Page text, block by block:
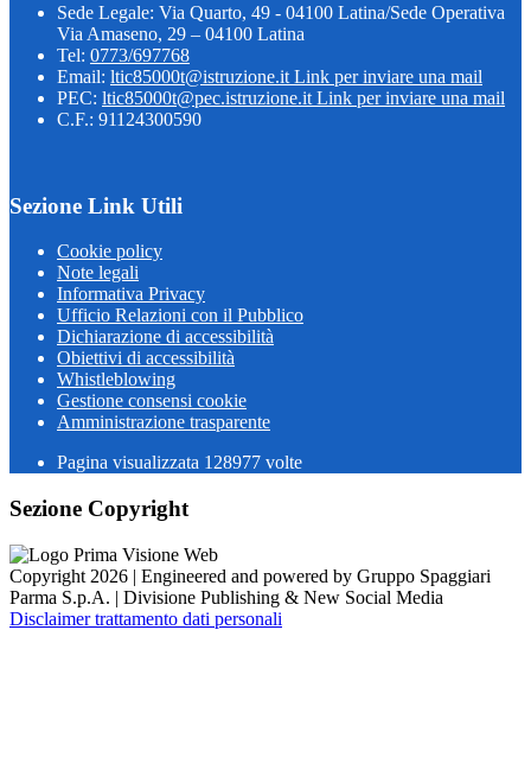
Sede Legale: Via Quarto, 49 - 04100 Latina/Sede Operativa
Via Amaseno, 29 – 04100 Latina
Tel: 0773/697768
Email: ltic85000t@istruzione.it Link per inviare una mail
PEC: ltic85000t@pec.istruzione.it Link per inviare una mail
C.F.: 91124300590
Sezione Link Utili
Cookie policy
Note legali
Informativa Privacy
Ufficio Relazioni con il Pubblico
Dichiarazione di accessibilità
Obiettivi di accessibilità
Whistleblowing
Gestione consensi cookie
Amministrazione trasparente
Pagina visualizzata 128977 volte
Sezione Copyright
Copyright 2026 | Engineered and powered by Gruppo Spaggiari
Parma S.p.A. | Divisione Publishing & New Social Media
Disclaimer trattamento dati personali